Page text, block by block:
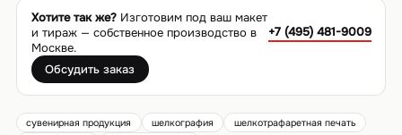
Хотите так же?Изготовим под ваш макет
и тираж — собственное производство в
Москве.
+7 (495) 481-9009
Обсудить заказ
сувенирная продукция шелкография
шелкотрафаретная печать